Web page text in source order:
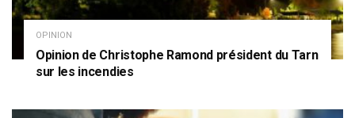
OPINION
Opinion de Christophe Ramond président du Tarn
sur les incendies